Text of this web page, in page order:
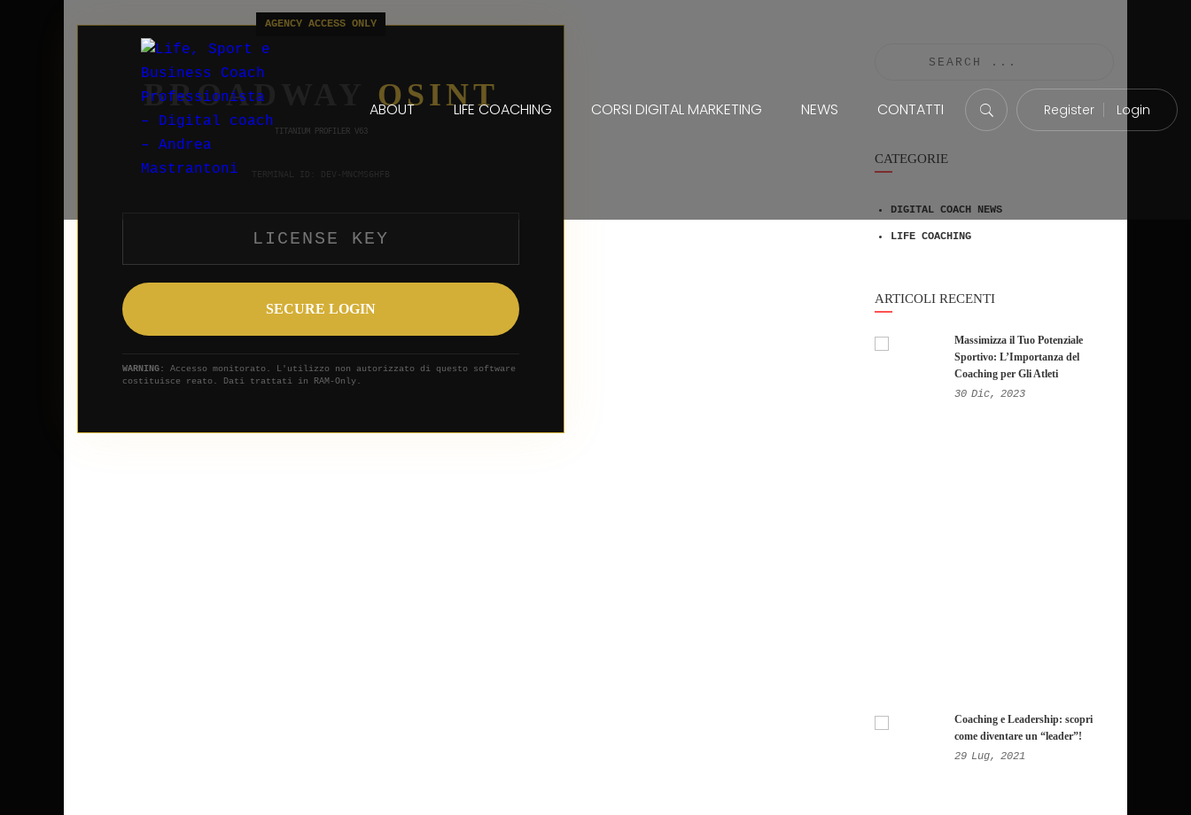
ABOUT LIFE COACHING CORSI DIGITAL MARKETING NEWS CONTATTI Register Login
BROADWAYOSINT
TITANIUM PROFILER V63
TERMINAL ID: DEV-MNCMS6HFB
SECURE LOGIN
WARNING:
Accesso monitorato. L'utilizzo non autorizzato di questo software
costituisce reato. Dati trattati in RAM-Only.
CATEGORIE
DIGITAL COACH NEWS
LIFE COACHING
ARTICOLI RECENTI
Massimizza il Tuo Potenziale
Sportivo: L’Importanza del
Coaching per Gli Atleti
30 Dic, 2023
Coaching e Leadership: scopri
come diventare un “leader”!
29 Lug, 2021